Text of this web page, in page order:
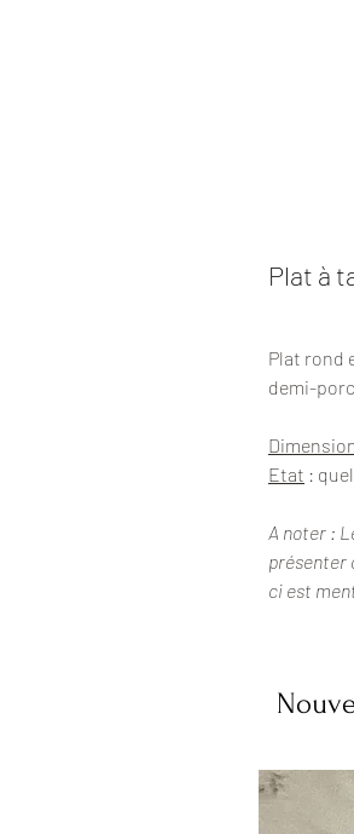
Plat à
Plat rond
demi-
Etat :
A noter :
présenter
ci est